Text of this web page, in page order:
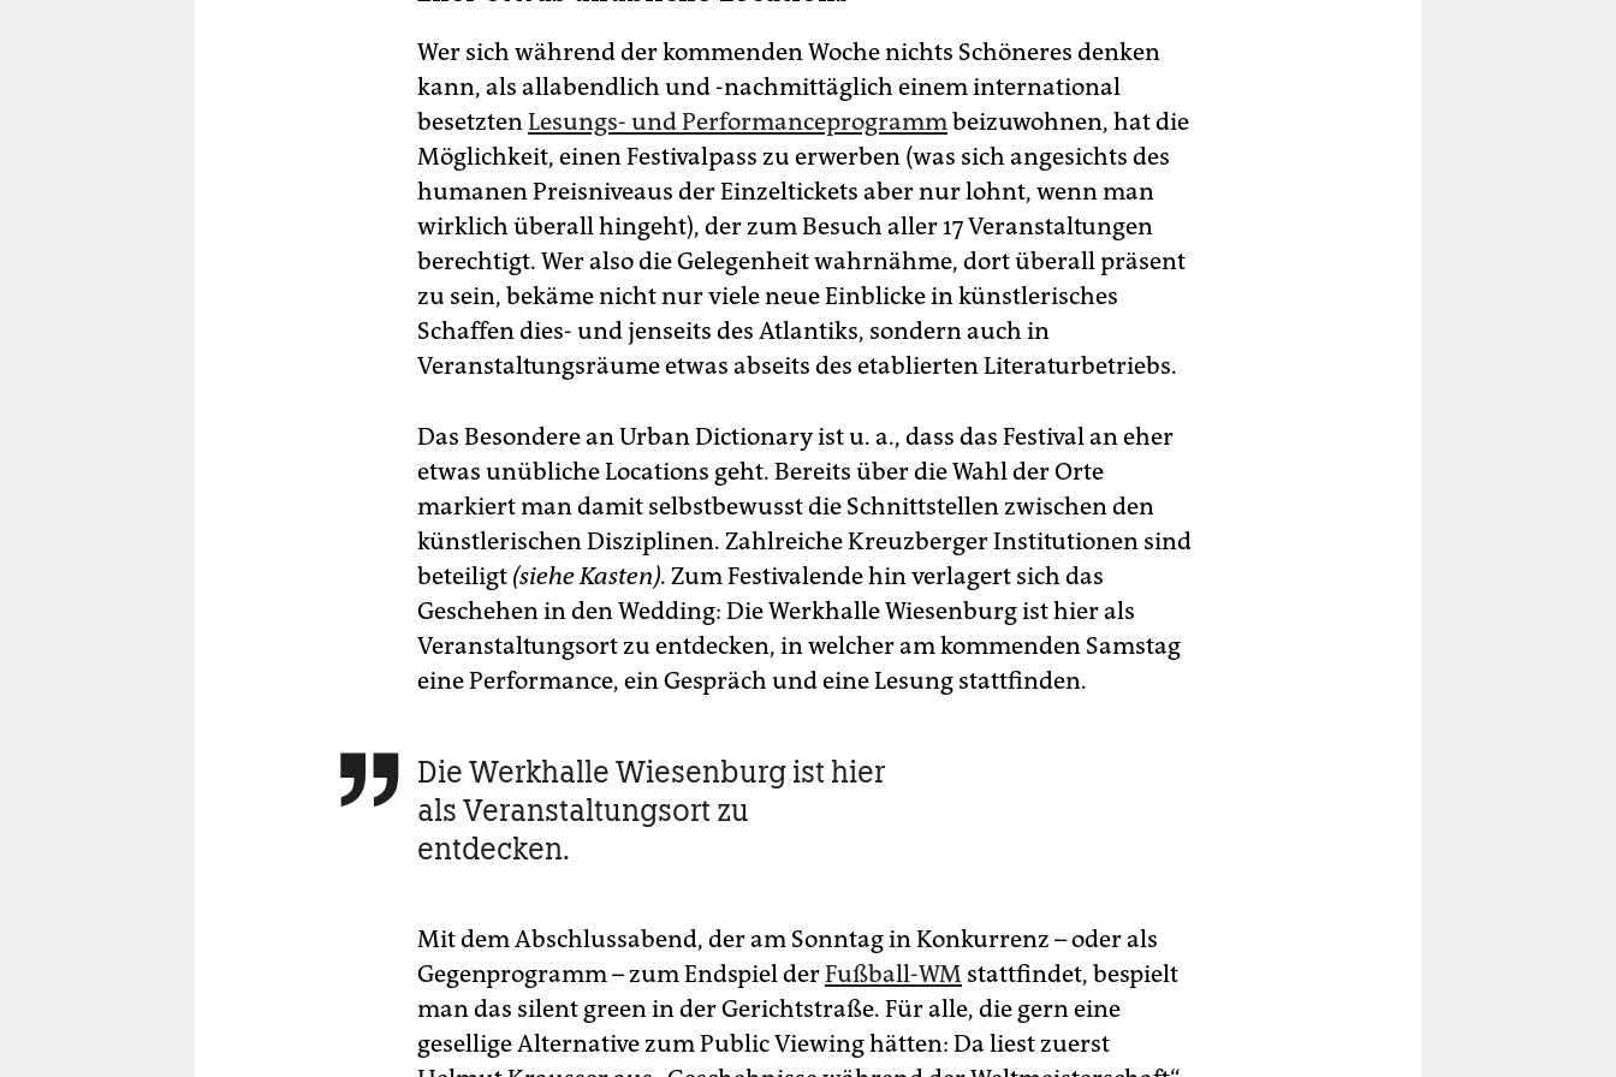
Wochenende beschließt das Festival sein Programm im Wedding:
Grande Finale ist am 15. Juli im silent green (Gerichtstr. 35). Alles
Infos unternyb-festival.de.(kgr)
Wer sich während der kommenden Woche nichts Schöneres denken
kann, als allabendlich und -nachmittäglich einem international
besetztenLesungs- und Performanceprogrammbeizuwohnen, hat die
Möglichkeit, einen Festivalpass zu erwerben (was sich angesichts des
humanen Preisniveaus der Einzeltickets aber nur lohnt, wenn man
wirklich überall hingeht), der zum Besuch aller 17 Veranstaltungen
berechtigt. Wer also die Gelegenheit wahrnähme, dort überall präsent
zu sein, bekäme nicht nur viele neue Einblicke in künstlerisches
Schaffen dies- und jenseits des Atlantiks, sondern auch in
Veranstaltungsräume etwas abseits des etablierten Literaturbetriebs.
Das Besondere an Urban Dictionary ist u. a., dass das Festival an eher
etwas unübliche Locations geht. Bereits über die Wahl der Orte
markiert man damit selbstbewusst die Schnittstellen zwischen den
künstlerischen Disziplinen. Zahlreiche Kreuzberger Institutionen sind
beteiligt (siehe Kasten). Zum Festivalende hin verlagert sich das
Geschehen in den Wedding: Die Werkhalle Wiesenburg ist hier als
Veranstaltungsort zu entdecken, in welcher am kommenden Samstag
eine Performance, ein Gespräch und eine Lesung stattfinden.
 Die Werkhalle Wiesenburg ist hier
als Veranstaltungsort zu
entdecken.
Mit dem Abschlussabend, der am Sonntag in Konkurrenz – oder als
Gegenprogramm – zum Endspiel derFußball-WM stattfindet, bespielt
man das silent green in der Gerichtstraße. Für alle, die gern eine
gesellige Alternative zum Public Viewing hätten: Da liest zuerst